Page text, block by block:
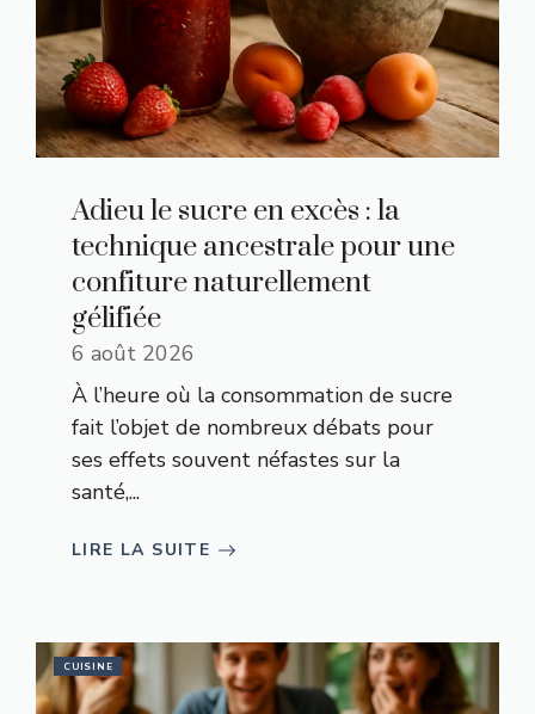
Adieu le sucre en excès : la
technique ancestrale pour une
confiture naturellement
gélifiée
6 août 2026
À l’heure où la consommation de sucre
fait l’objet de nombreux débats pour
ses effets souvent néfastes sur la
santé,...
LIRE LA SUITE
CUISINE